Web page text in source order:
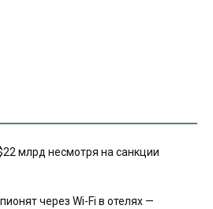
млрд несмотря на санкции
через Wi-Fi в отелях —